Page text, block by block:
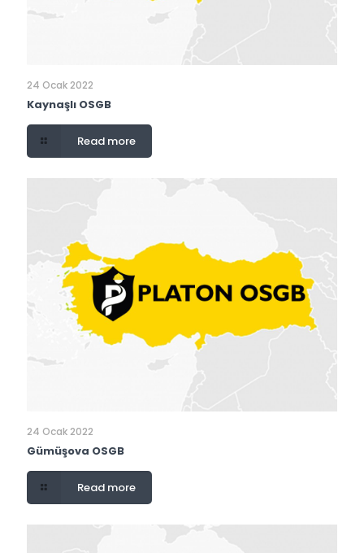
24 Ocak 2022
Kaynaşlı OSGB
Read more
24 Ocak 2022
Gümüşova OSGB
Read more